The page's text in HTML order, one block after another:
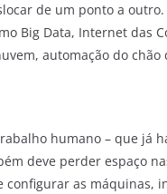
de um ponto a
Big Data, Internet das
automação do
humano – que já
deve perder espaço
as máquinas,